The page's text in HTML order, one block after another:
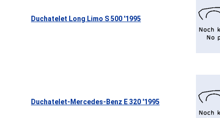
Duchatelet Long Limo S 500 '1995
Duchatelet-Mercedes-Benz E 320 '1995